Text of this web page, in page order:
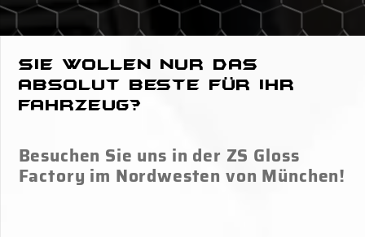
Sie wollen nur das
absolut Beste für Ihr
Fahrzeug?
Besuchen Sie uns in der ZS Gloss
Factory im Nordwesten von München!